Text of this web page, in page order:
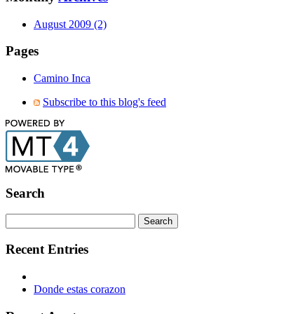
August 2009 (2)
Pages
Camino Inca
Subscribe to this blog's feed
Search
Recent Entries
Donde estas corazon